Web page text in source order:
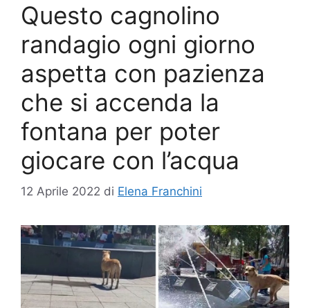
Questo cagnolino
randagio ogni giorno
aspetta con pazienza
che si accenda la
fontana per poter
giocare con l’acqua
12 Aprile 2022 di Elena Franchini